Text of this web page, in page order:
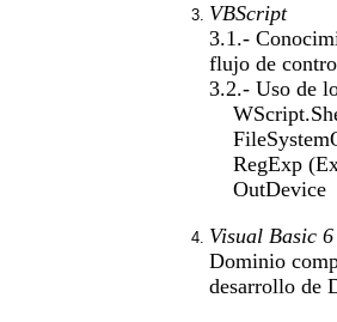
VBScript
3.1.-
flujo de
3.2.- Uso de
RegExp
OutDevice
Visual Basic 6
Dominio
desarrollo de